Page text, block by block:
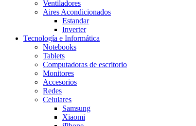
Ventiladores
Aires Acondicionados
Estandar
Inverter
Tecnología e Informática
Notebooks
Tablets
Computadoras de escritorio
Monitores
Accesorios
Redes
Celulares
Samsung
Xiaomi